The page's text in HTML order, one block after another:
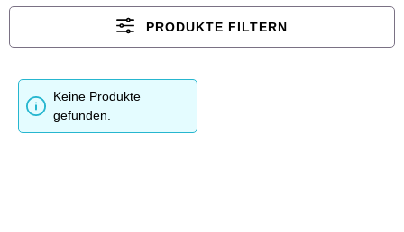
PRODUKTE FILTERN
Keine Produkte
gefunden.